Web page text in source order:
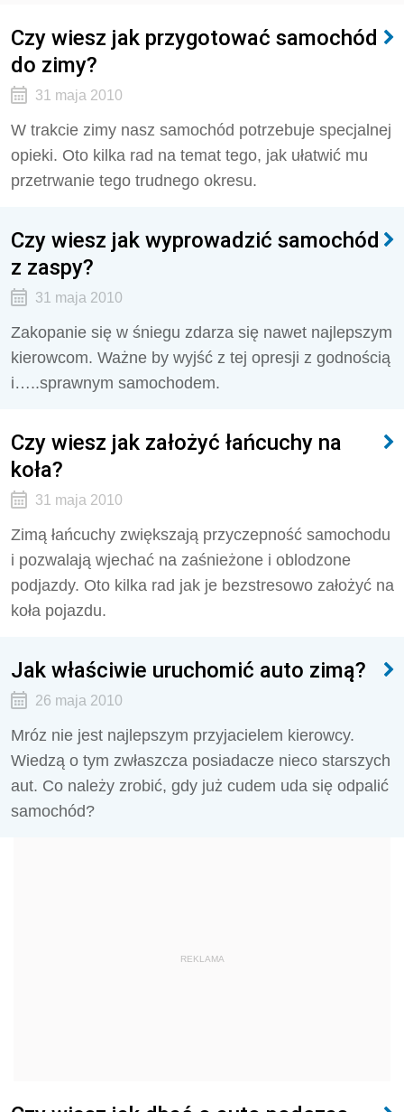
Czy wiesz jak przygotować samochód
do zimy?
31 maja 2010
W trakcie zimy nasz samochód potrzebuje specjalnej
opieki. Oto kilka rad na temat tego, jak ułatwić mu
przetrwanie tego trudnego okresu.
Czy wiesz jak wyprowadzić samochód
z zaspy?
31 maja 2010
Zakopanie się w śniegu zdarza się nawet najlepszym
kierowcom. Ważne by wyjść z tej opresji z godnością
i…..sprawnym samochodem.
Czy wiesz jak założyć łańcuchy na
koła?
31 maja 2010
Zimą łańcuchy zwiększają przyczepność samochodu
i pozwalają wjechać na zaśnieżone i oblodzone
podjazdy. Oto kilka rad jak je bezstresowo założyć na
koła pojazdu.
Jak właściwie uruchomić auto zimą?
26 maja 2010
Mróz nie jest najlepszym przyjacielem kierowcy.
Wiedzą o tym zwłaszcza posiadacze nieco starszych
aut. Co należy zrobić, gdy już cudem uda się odpalić
samochód?
REKLAMA